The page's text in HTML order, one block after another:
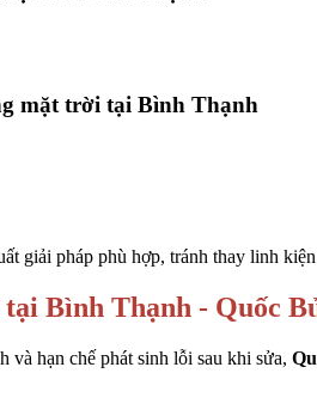
mặt trời tại Bình Thạnh
giải pháp phù hợp, tránh thay linh
Bình Thạnh - Quốc
và hạn chế phát sinh lỗi sau khi sửa,